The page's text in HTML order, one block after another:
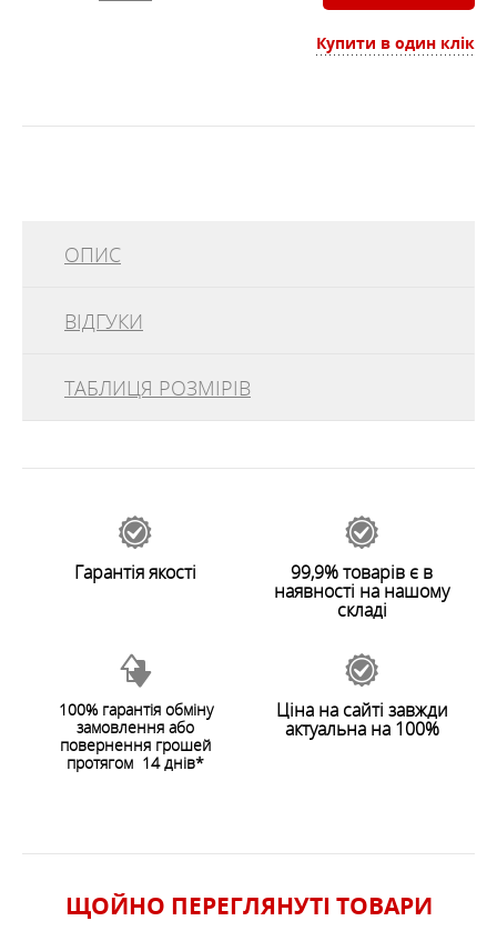
Купити в один клік
ОПИС
ОСОБЛИВОСТІ
ХАРАКТЕРИСТИКИ
ВІДГУКИ
ЗАЛИШИТИ ВІДГУК
ТАБЛИЦЯ РОЗМІРІВ
Гарантія якості 99,9% товарів є в
наявності на нашому
складі
100% гарантія обміну
замовлення або
повернення грошей
протягом 14 днів*
Ціна на сайті завжди
актуальна на 100%
ЩОЙНО ПЕРЕГЛЯНУТI ТОВАРИ